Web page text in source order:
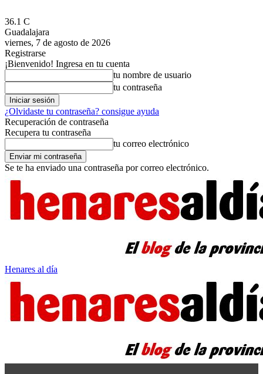
36.1 C
Guadalajara
viernes, 7 de agosto de 2026
Registrarse
¡Bienvenido! Ingresa en tu cuenta
tu nombre de usuario
tu contraseña
¿Olvidaste tu contraseña? consigue ayuda
Recuperación de contraseña
Recupera tu contraseña
tu correo electrónico
Se te ha enviado una contraseña por correo electrónico.
Henares al día